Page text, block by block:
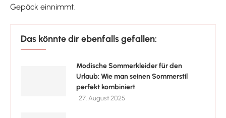
Gepäck einnimmt.
Das könnte dir ebenfalls gefallen:
Modische Sommerkleider für den
Urlaub: Wie man seinen Sommerstil
perfekt kombiniert
27. August 2025